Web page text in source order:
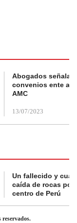
Abogados
convenios ente
AMC
13/07/2023
Un fallecido y
caída de rocas por
centro de Perú